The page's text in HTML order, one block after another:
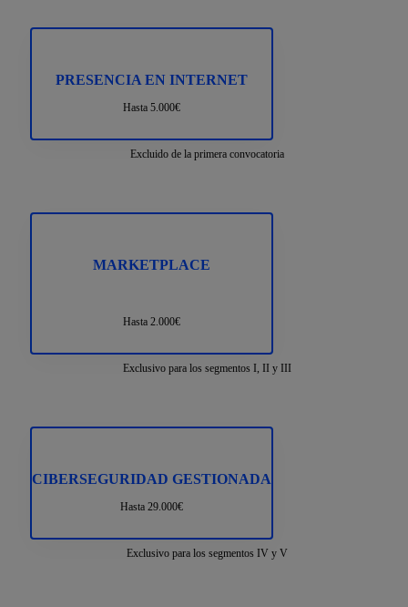
PRESENCIA EN INTERNET
Hasta 5.000€
Excluido de la primera convocatoria
MARKETPLACE
Hasta 2.000€
Exclusivo para los segmentos I, II y III
CIBERSEGURIDAD GESTIONADA
Hasta 29.000€
Exclusivo para los segmentos IV y V